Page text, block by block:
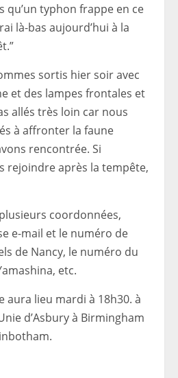
qu’un typhon frappe en ce
là-bas aujourd’hui à la
sortis hier soir avec
et des lampes frontales et
allés très loin car nous
à affronter la faune
rencontrée. Si
rejoindre après la tempête,
coordonnées,
e-mail et le numéro de
de Nancy, le numéro du
etc.
aura lieu mardi à 18h30. à
d’Asbury à Birmingham